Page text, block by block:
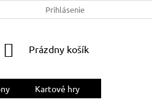
PODMIENKY OCHRANY OSOBNÝCH
Prihlásenie
NÁKUPNÝ
Prázdny košík
Kartové hry